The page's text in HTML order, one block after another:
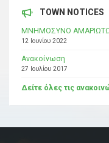
TOWN NOTICES
ΜΝΗΜΟΣΥΝΟ
12 Ιουνίου 2022
Ανακοίνωση
27 Ιουλίου 2017
Δείτε όλες τις